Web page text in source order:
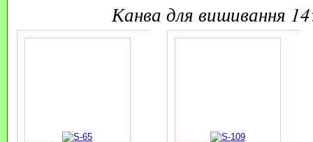
канва для вишивання